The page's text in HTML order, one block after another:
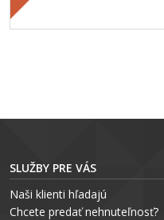
SLUŽBY PRE VÁS
Naši klienti hľadajú
Chcete predať nehnuteľnosť?